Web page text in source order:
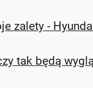
zalety -
tak będą